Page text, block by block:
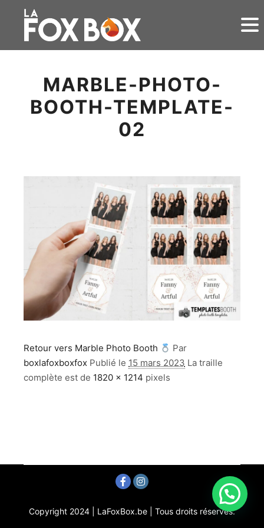
MARBLE-PHOTO-
BOOTH-TEMPLATE-
02
Retour vers Marble Photo Booth
Par
boxlafoxboxfox Publié le 15 mars 2023 La traille
complète est de 1820 × 1214 pixels
Copyright 2024 | LaFoxBox.be | Tous droits réservés.